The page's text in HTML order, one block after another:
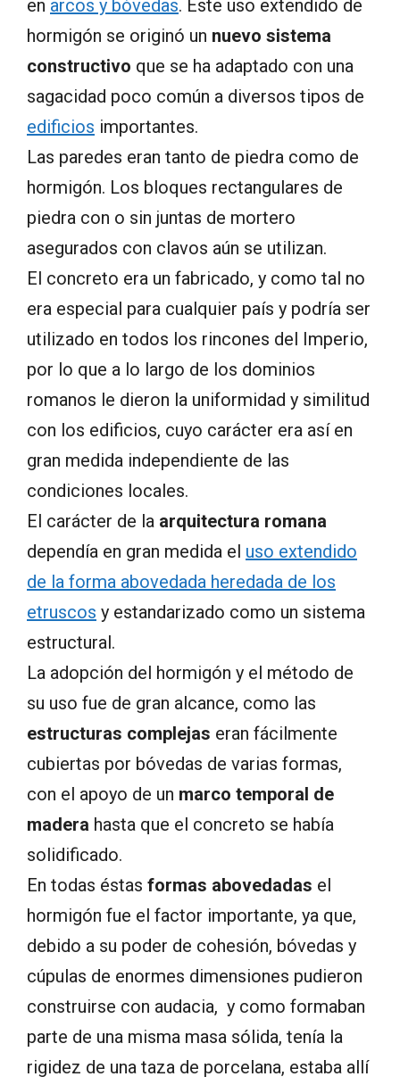
en arcos y bóvedas. Este uso extendido de
hormigón se originó un nuevo sistema
constructivo que se ha adaptado con una
sagacidad poco común a diversos tipos de
edificios importantes.
Las paredes eran tanto de piedra como de
hormigón. Los bloques rectangulares de
piedra con o sin juntas de mortero
asegurados con clavos aún se utilizan.
El concreto era un fabricado, y como tal no
era especial para cualquier país y podría ser
utilizado en todos los rincones del Imperio,
por lo que a lo largo de los dominios
romanos le dieron la uniformidad y similitud
con los edificios, cuyo carácter era así en
gran medida independiente de las
condiciones locales.
El carácter de la arquitectura romana
dependía en gran medida el uso extendido
de la forma abovedada heredada de los
etruscos y estandarizado como un sistema
estructural.
La adopción del hormigón y el método de
su uso fue de gran alcance, como las
estructuras complejas eran fácilmente
cubiertas por bóvedas de varias formas,
con el apoyo de un marco temporal de
madera hasta que el concreto se había
solidificado.
En todas éstas formas abovedadas el
hormigón fue el factor importante, ya que,
debido a su poder de cohesión, bóvedas y
cúpulas de enormes dimensiones pudieron
construirse con audacia, y como formaban
parte de una misma masa sólida, tenía la
rigidez de una taza de porcelana, estaba allí